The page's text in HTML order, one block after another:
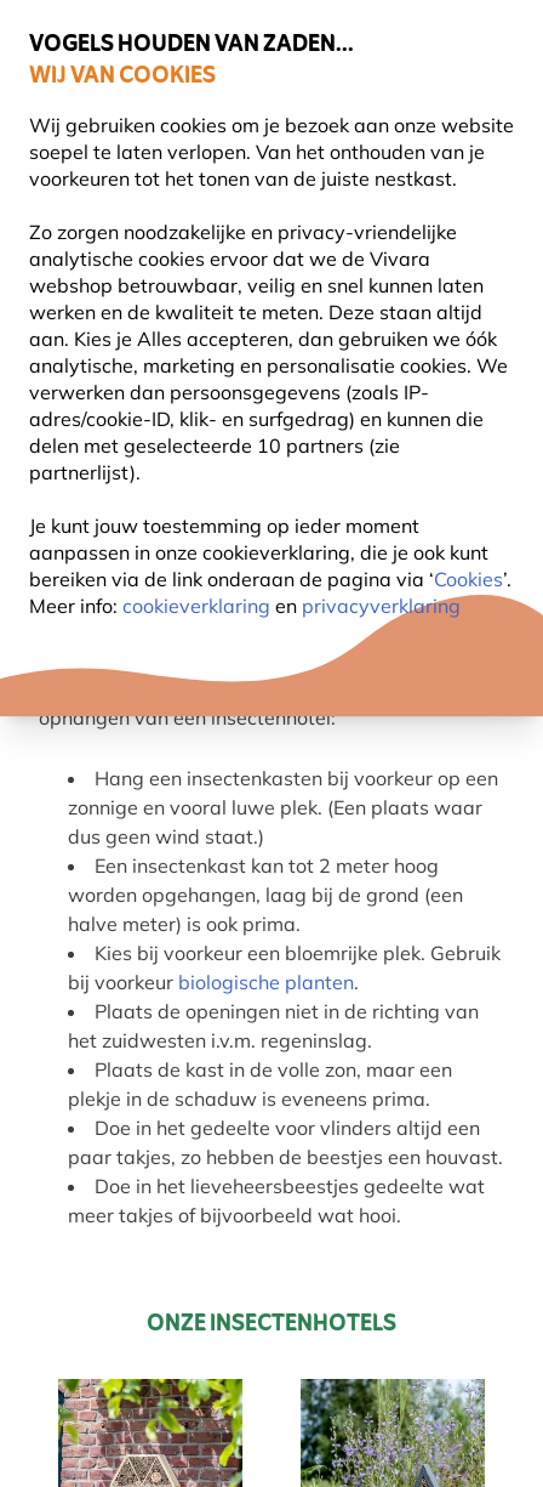
VOGELS HOUDEN VAN ZADEN...
WIJ VAN COOKIES
Wij gebruiken cookies om je bezoek aan onze website
soepel te laten verlopen. Van het onthouden van je
voorkeuren tot het tonen van de juiste nestkast.
Zo zorgen noodzakelijke en privacy-vriendelijke
analytische cookies ervoor dat we de Vivara
webshop betrouwbaar, veilig en snel kunnen laten
werken en de kwaliteit te meten. Deze staan altijd
aan. Kies je Alles accepteren, dan gebruiken we óók
analytische, marketing en personalisatie cookies. We
verwerken dan persoonsgegevens (zoals IP-
adres/cookie-ID, klik- en surfgedrag) en kunnen die
delen met geselecteerde 10 partners (zie
partnerlijst).
Je kunt jouw toestemming op ieder moment
aanpassen in onze cookieverklaring, die je ook kunt
bereiken via de link onderaan de pagina via ‘Cookies’.
Meer info: cookieverklaring en privacyverklaring
Uitstekend beoordeeld door klanten in 11 landen
Gratis thuisbezorgd bij orders vanaf €59
TIPS VOOR HET OPHANGEN VAN EEN
INSECTENHUISJE
Insecten zijn onmisbaar in de natuur, en dus ook in
jouw tuin. Lieveheersbeestjes en gaasvliegen
helpen je de strijd tegen luizen te winnen en bijen
kruiden en fruitbomen. Door ze een nestplaats te
bieden, help je ze van daaruit hun nuttige werk te
doen. Maar waar moet je op letten bij het
Hieronder vind je 7 praktische tips over het
ophangen van een insectenhotel:
Hang een insectenkasten bij voorkeur op een
zonnige en vooral luwe plek. (Een plaats waar
dus geen wind staat.)
Een insectenkast kan tot 2 meter hoog
worden opgehangen, laag bij de grond (een
halve meter) is ook prima.
Kies bij voorkeur een bloemrijke plek. Gebruik
bij voorkeur biologische planten.
Plaats de openingen niet in de richting van
het zuidwesten i.v.m. regeninslag.
Plaats de kast in de volle zon, maar een
plekje in de schaduw is eveneens prima.
Doe in het gedeelte voor vlinders altijd een
paar takjes, zo hebben de beestjes een houvast.
Doe in het lieveheersbeestjes gedeelte wat
meer takjes of bijvoorbeeld wat hooi.
ONZE INSECTENHOTELS